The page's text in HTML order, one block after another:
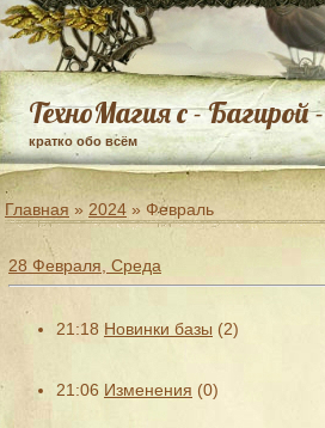
ТехноМагия с - Багирой -
кратко обо всём
Главная » 2024 » Февраль
28 Февраля, Среда
21:18 Новинки базы (2)
21:06 Изменения (0)